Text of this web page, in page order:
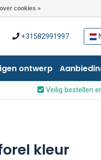
cookies »
+31582991997
ontwerp
Veilig bestellen
kleur